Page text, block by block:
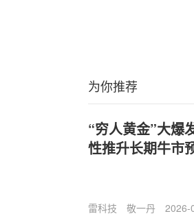
为你推荐
“穷人黄金”大爆
性推升长期牛市
雷科技 敬一丹 2026-